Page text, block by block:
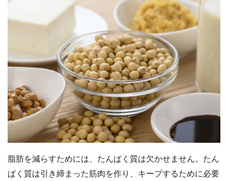
脂肪を減らすためには、たんぱく質は欠かせません。たん
ぱく質は引き締まった筋肉を作り、キープするために必要